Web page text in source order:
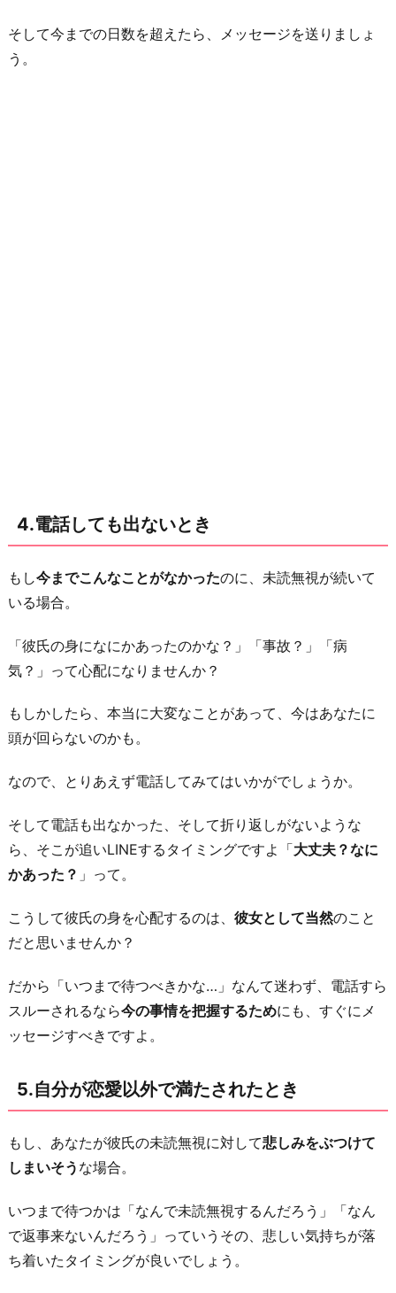
そして今までの日数を超えたら、メッセージを送りましょ
う。
4.電話しても出ないとき
もし今までこんなことがなかったのに、未読無視が続いて
いる場合。
「彼氏の身になにかあったのかな？」「事故？」「病
気？」って心配になりませんか？
もしかしたら、本当に大変なことがあって、今はあなたに
頭が回らないのかも。
なので、とりあえず電話してみてはいかがでしょうか。
そして電話も出なかった、そして折り返しがないような
ら、そこが追いLINEするタイミングですよ「大丈夫？なに
かあった？ 」って。
こうして彼氏の身を心配するのは、 彼女として当然のこと
だと思いませんか？
だから「いつまで待つべきかな…」なんて迷わず、電話すら
スルーされるなら今の事情を把握するためにも、すぐにメ
ッセージすべきですよ。
5.自分が恋愛以外で満たされたとき
もし、あなたが彼氏の未読無視に対して悲しみをぶつけて
しまいそう な場合。
いつまで待つかは「なんで未読無視するんだろう」「なん
で返事来ないんだろう」っていうその、悲しい気持ちが落
ち着いたタイミングが良いでしょう。